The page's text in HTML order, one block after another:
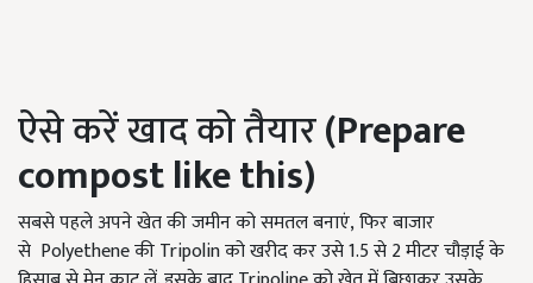
ऐसे करें खाद को तैयार(Prepare
compost like this)
सबसे पहले अपने खेत की जमीन को समतल बनाएं, फिर बाजार
से Polyethene की Tripolin को खरीद कर उसे 1.5 से 2 मीटर चौड़ाई के